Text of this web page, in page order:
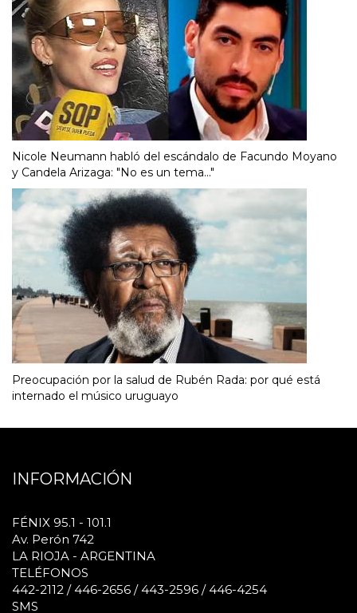
Nicole Neumann habló del escándalo de Facundo Moyano
y Candela Arizaga: "No es un tema..."
Preocupación por la salud de Rubén Rada: por qué está
internado el músico uruguayo
INFORMACIÓN
FÉNIX 95.1 - 101.1
Av. Perón 742
LA RIOJA - ARGENTINA
TELÉFONOS
442-2112 / 446-2656 / 443-2596 / 446-4254
SMS